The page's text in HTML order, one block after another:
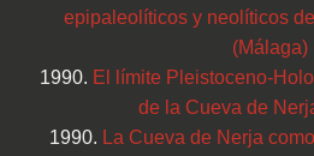
epipaleolíticos y neolíticos
(Málaga)
1990. El límite Pleistoceno-
de la Cueva de
1990. La Cueva de Nerja